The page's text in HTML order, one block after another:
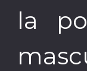
la